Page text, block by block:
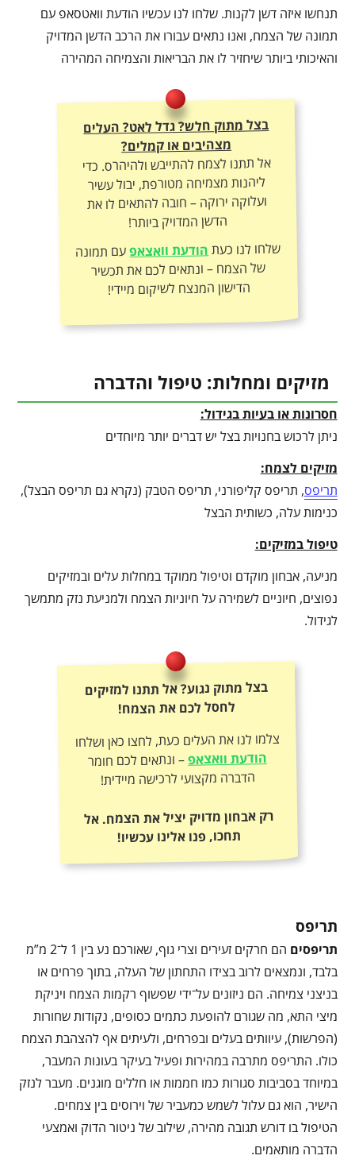
תנחשו איזה דשן לקנות. שלחו לנו עכשיו הודעת וואטסאפ עם
תמונה של הצמח, ואנו נתאים עבורו את הרכב הדשן המדויק
והאיכותי ביותר שיחזיר לו את הבריאות והצמיחה המהירה
בצל מתוק חלש? גדל לאט? העלים
מצהיבים או קמלים?
אל תתנו לצמח להתייבש ולהיהרס. כדי
ליהנות מצמיחה מטורפת, יבול עשיר
ועלוקה ירוקה – חובה להתאים לו את
הדשן המדויק ביותר!
שלחו לנו כעתהודעת וואצאפעם תמונה
של הצמח – ונתאים לכם את תכשיר
הדישון המנצח לשיקום מיידי!
מזיקים ומחלות: טיפול והדברה
חסרונות או בעיות בגידול:
ניתן לרכוש בחנויות בצל יש דברים יותר מיוחדים
מזיקים לצמח:
תריפס, תריפס קליפורני, תריפס הטבק (נקרא גם תריפס הבצל),
כנימות עלה, כשותית הבצל
טיפול במזיקים:
מניעה, אבחון מוקדם וטיפול ממוקד במחלות עלים ובמזיקים
נפוצים, חיוניים לשמירה על חיוניות הצמח ולמניעת נזק מתמשך
לגידול.
בצל מתוק נגוע? אל תתנו למזיקים
לחסל לכם את הצמח!
צלמו לנו את העלים כעת, לחצו כאן ושלחו
הודעת וואצאפ– ונתאים לכם חומר
הדברה מקצועי לרכישה מיידית!
רק אבחון מדויק יציל את הצמח. אל
תחכו, פנו אלינו עכשיו!
תריפס
תריפסים
הם חרקים זעירים וצרי גוף, שאורכם נע בין 1 ל־2 מ”מ
בלבד, ונמצאים לרוב בצידו התחתון של העלה, בתוך פרחים או
בניצני צמיחה. הם ניזונים על־ידי שפשוף רקמות הצמח ויניקת
מיצי התא, מה שגורם להופעת כתמים כסופים, נקודות שחורות
(הפרשות), עיוותים בעלים ובפרחים, ולעיתים אף להצהבת הצמח
כולו. התריפס מתרבה במהירות ופעיל בעיקר בעונות המעבר,
במיוחד בסביבות סגורות כמו חממות או חללים מוגנים. מעבר לנזק
הישיר, הוא גם עלול לשמש כמעביר של וירוסים בין צמחים.
הטיפול בו דורש תגובה מהירה, שילוב של ניטור הדוק ואמצעי
הדברה מותאמים.